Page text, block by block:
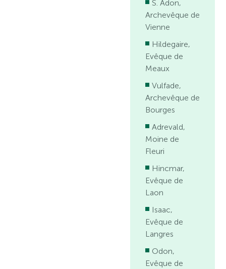
S. Adon,
Archevêque de
Vienne
Hildegaire,
Evêque de
Meaux
Vulfade,
Archevêque de
Bourges
Adrevald,
Moine de
Fleuri
Hincmar,
Evêque de
Laon
Isaac,
Evêque de
Langres
Odon,
Evêque de